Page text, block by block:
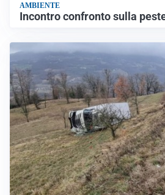
AMBIENTE
Incontro confronto sulla